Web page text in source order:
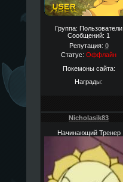
Группа: Пользователи
Сообщений: 1
Репутация: 0
Статус: Оффлайн
Покемоны сайта:
Награды:
Nicholasik83
Начинающий Тренер